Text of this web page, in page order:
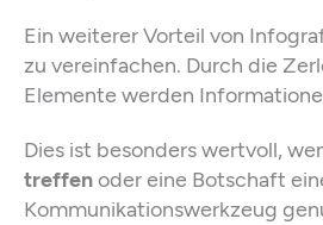
Ein weiterer Vorteil von
zu vereinfachen. Durch die
Elemente werden
Dies ist besonders wertvoll,
treffenoder eine Botschaft
Kommunikationswerkzeug